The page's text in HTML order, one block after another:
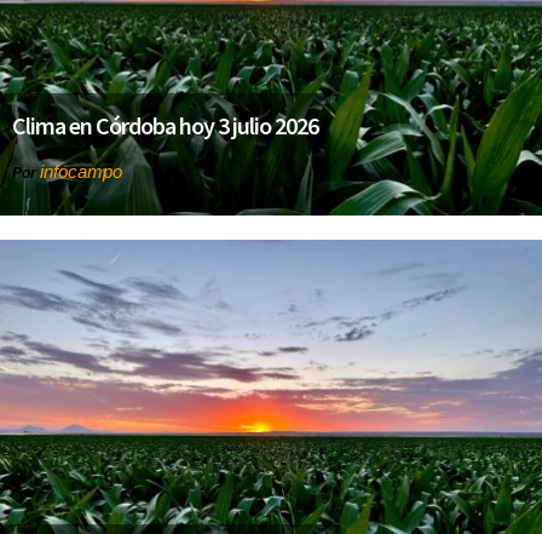
Clima en Córdoba hoy 3 julio 2026
Porinfocampo